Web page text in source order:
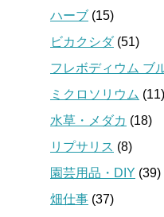
ハーブ (15)
ビカクシダ(51)
フレボディウム ブ
ミクロソリウム (11)
水草・メダカ (18)
リプサリス (8)
園芸用品・DIY (39)
畑仕事 (37)